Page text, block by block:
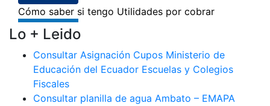
Lo + Leido
Consultar Asignación Cupos Ministerio de
Educación del Ecuador Escuelas y Colegios
Fiscales
Consultar planilla de agua Ambato – EMAPA